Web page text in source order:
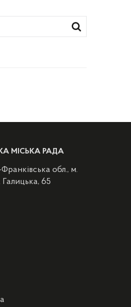
МІСЬКА РАДА
обл., м.
Галицька, 65